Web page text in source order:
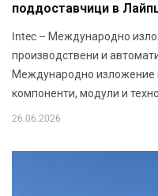
поддоставчици в
Intec – Международно
производствени и
Международно изложение
компоненти, модули и
26.06.2026